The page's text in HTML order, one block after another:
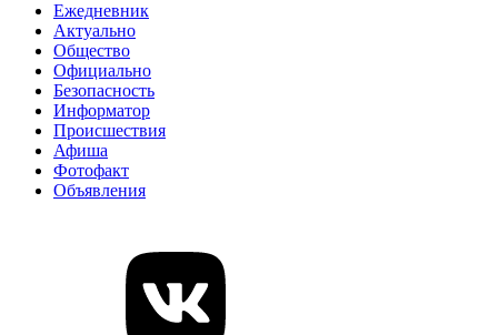
Ежедневник
Актуально
Общество
Официально
Безопасность
Информатор
Происшествия
Афиша
Фотофакт
Объявления